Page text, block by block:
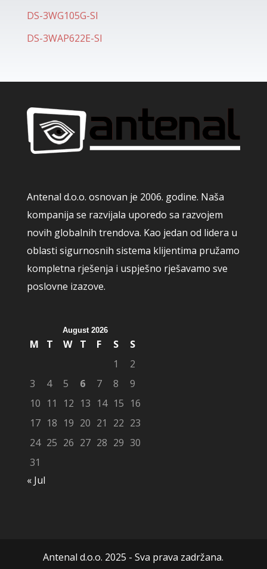
DS-3WG105G-SI
DS-3WAP622E-SI
Antenal d.o.o. osnovan je 2006. godine. Naša
kompanija se razvijala uporedo sa razvojem
novih globalnih trendova. Kao jedan od lidera u
oblasti sigurnosnih sistema klijentima pružamo
kompletna rješenja i uspješno rješavamo sve
poslovne izazove.
August 2026
M T W T F S
S
1
2
3
4 5 6 7 8
9
10 11 12 13 14 15 16
17 18 19 20 21 22 23
24 25 26 27 28 29 30
31
« Jul
Antenal d.o.o. 2025 - Sva prava zadržana.